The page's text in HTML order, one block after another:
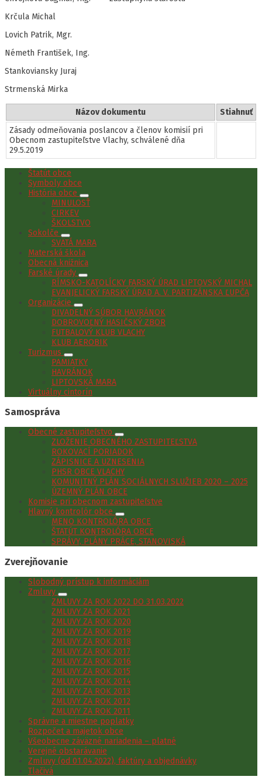
Krčula Michal
Lovich Patrik, Mgr.
Németh František, Ing.
Stankoviansky Juraj
Strmenská Mirka
Názov dokumentu
Stiahnuť
Zásady odmeňovania poslancov a členov komisií pri
Obecnom zastupiteľstve Vlachy, schválené dňa
29.5.2019
Štatút obce
Symboly obce
História obce
MINULOSŤ
CIRKEV
ŠKOLSTVO
Sokolče
SVÄTÁ MARA
Materská škola
Obecná knižnica
Farské úrady
RÍMSKO-KATOLÍCKY FARSKÝ ÚRAD LIPTOVSKÝ MICHAL
EVANJELICKÝ FARSKÝ ÚRAD A. V. PARTIZÁNSKA ĽUPČA
Organizácie
DIVADELNÝ SÚBOR HAVRÁNOK
DOBROVOĽNÝ HASIČSKÝ ZBOR
FUTBALOVÝ KLUB VLACHY
KLUB AEROBIK
Turizmus
PAMIATKY
HAVRÁNOK
LIPTOVSKÁ MARA
Virtuálny cintorín
Samospráva
Obecné zastupiteľstvo
ZLOŽENIE OBECNÉHO ZASTUPITEĽSTVA
ROKOVACÍ PORIADOK
ZÁPISNICE A UZNESENIA
PHSR OBCE VLACHY
KOMUNITNÝ PLÁN SOCIÁLNYCH SLUŽIEB 2020 – 2025
ÚZEMNÝ PLÁN OBCE
Komisie pri obecnom zastupiteľstve
Hlavný kontrolór obce
MENO KONTROLÓRA OBCE
ŠTATÚT KONTROLÓRA OBCE
SPRÁVY, PLÁNY PRÁCE, STANOVISKÁ
Zverejňovanie
Slobodný prístup k informáciám
Zmluvy
ZMLUVY ZA ROK 2022 DO 31.03.2022
ZMLUVY ZA ROK 2021
ZMLUVY ZA ROK 2020
ZMLUVY ZA ROK 2019
ZMLUVY ZA ROK 2018
ZMLUVY ZA ROK 2017
ZMLUVY ZA ROK 2016
ZMLUVY ZA ROK 2015
ZMLUVY ZA ROK 2014
ZMLUVY ZA ROK 2013
ZMLUVY ZA ROK 2012
ZMLUVY ZA ROK 2011
Správne a miestne poplatky
Rozpočet a majetok obce
Všeobecne záväzné nariadenia – platné
Verejné obstarávanie
Zmluvy (od 01.04.2022), faktúry a objednávky
Tlačivá